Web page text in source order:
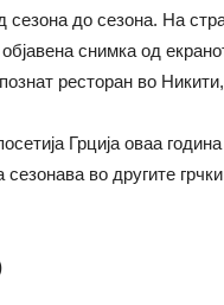
сезона до сезона. На
снимка од
ресторан во
Грција оваа година
сезонава во другите грчки